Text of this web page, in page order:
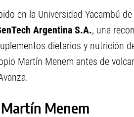
en la Universidad Yacambú
Argentina S.A., una
dietarios y nutrición
Martín Menem antes de
Menem